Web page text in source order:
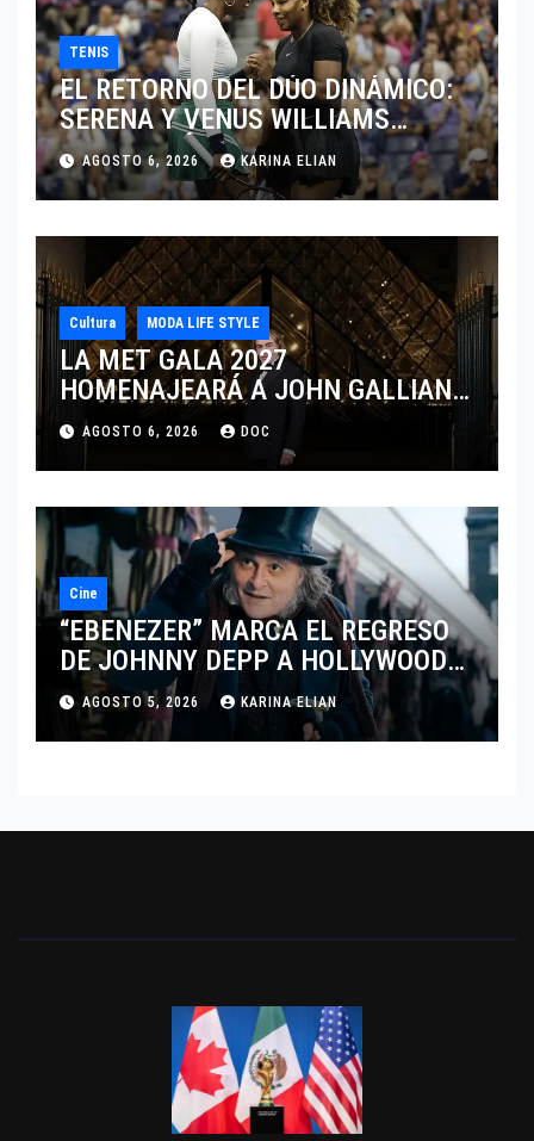
TENIS
EL RETORNO DEL DÚO DINÁMICO:
SERENA Y VENUS WILLIAMS
DISPUTARÁN LOS DOBLES EN
CINCINNATI 2026
AGOSTO 6, 2026 KARINA ELIAN
Cultura MODA LIFE STYLE
LA MET GALA 2027
HOMENAJEARÁ A JOHN GALLIANO
MARCANDO EL REGRESO DEL REY
DEL DRAMATISMO
AGOSTO 6, 2026 DOC
Cine
“EBENEZER” MARCA EL REGRESO
DE JOHNNY DEPP A HOLLYWOOD
TRAS SU PASO POR EL CINE
INDEPENDIENTE EUROPEO
AGOSTO 5, 2026 KARINA ELIAN